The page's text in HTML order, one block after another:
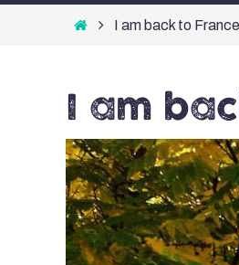
HomeI am back to
I am